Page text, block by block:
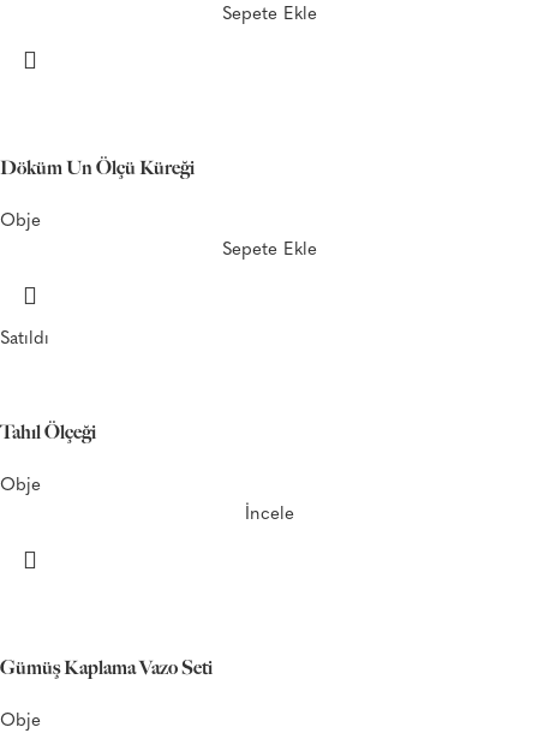
Sepete Ekle
Döküm Un Ölçü Küreği
Obje
Sepete Ekle
Satıldı
Tahıl Ölçeği
Obje
İncele
Gümüş Kaplama Vazo Seti
Obje